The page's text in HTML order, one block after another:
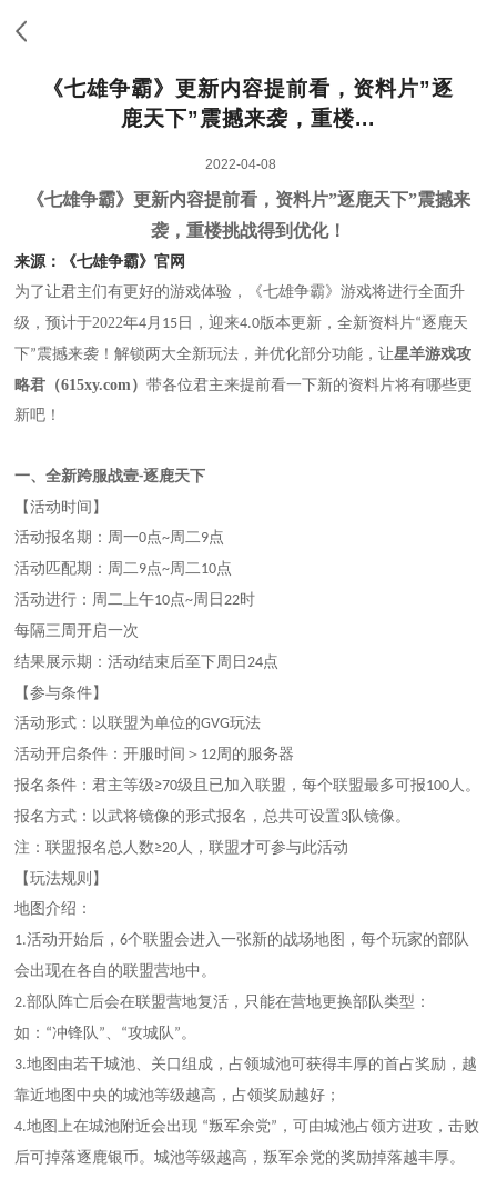
《七雄争霸》更新内容提前看，资料片”逐
鹿天下”震撼来袭，重楼...
2022-04-08
《七雄争霸》更新内容提前看，资料片”逐鹿天下”震撼来
袭，重楼挑战得到优化！
来源：《七雄争霸》官网
为了让君主们有更好的游戏体验，《七雄争霸》游戏将进行全面升
级 ，预计于2022年4月 15 日，迎来4.0版本更新，全新资料片“逐鹿天
下”震撼来袭！解锁两大全新玩法，并优化部分功能，让星羊游戏攻
略君（615xy.com）带各位君主来提前看一下新的资料片将有哪些更
新吧！
一、全新跨服战壹-逐鹿天下
【活动时间】
活动报名期： 周一0点~周二9点
活动匹配期： 周二9点~周二10点
活动进行： 周二上午10点~周日22时
每隔三周开启一次
结果展示期：活动结束后至下周日24点
【参与条件】
活动形式： 以联盟为单位的GVG玩法
活动开启条件：开服时间＞ 12周的服务器
报名条件：君主等级≥70级且已加入联盟，每个联盟最多可报100人。
报名方式： 以武将镜像的形式报名，总共可设置3队镜像。
注：联盟报名总人数≥20人，联盟才可参与此活动
【玩法规则】
地图介绍：
1.活动开始后，6个联盟会进入一张新的战场地图，每个玩家的部队
会出现在各自的联盟营地中。
2.部队阵亡后会在联盟营地复活 ，只能在营地更换部队类型：
如： “冲锋队”、 “攻城队”。
3.地图由若干城池、关口组成，占领城池可获得丰厚的首占奖励， 越
靠近地图中央的城池等级越高，占领奖励越好 ；
4.地图上在城池附近会出现 “叛军余党” ，可由城池占领方进攻，击败
后可掉落逐鹿银币。城池等级越高，叛军余党的奖励掉落越丰厚。